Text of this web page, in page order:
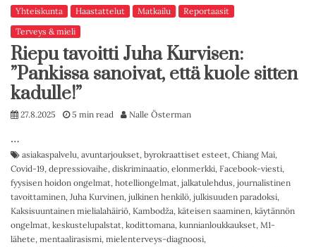
Yhteiskunta Haastattelut Matkailu
Reportaasit
Terveys & mieli
Riepu tavoitti Juha Kurvisen:
”Pankissa sanoivat, että kuole sitten
kadulle!”
27.8.2025 5 min read Nalle Österman
…
asiakaspalvelu, avuntarjoukset, byrokraattiset esteet, Chiang Mai,
Covid-19, depressiovaihe, diskriminaatio, elonmerkki, Facebook-viesti,
fyysisen hoidon ongelmat, hotelliongelmat, jalkatulehdus, journalistinen
tavoittaminen, Juha Kurvinen, julkinen henkilö, julkisuuden paradoksi,
Kaksisuuntainen mielialahäiriö, Kambodža, käteisen saaminen, käytännön
ongelmat, keskustelupalstat, kodittomana, kunnianloukkaukset, M1-
lähete, mentaalirasismi, mielenterveys-diagnoosi,